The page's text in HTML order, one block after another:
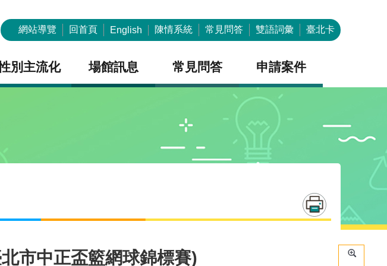
網站導覽 回首頁 English 陳情系統 常見問答 雙語詞彙 臺北卡
別主流化 場館訊息 常見問答 申請案件
市中正盃籃網球錦標賽)